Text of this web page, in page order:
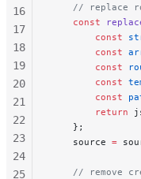
// replace
    const
        const
        const
        const
        const
        const
        return
    };
    source
=
// remove
16
17
18
19
20
21
22
23
24
25